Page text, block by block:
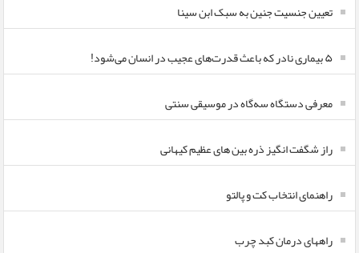
تعیین جنسیت جنین به سبک ابن سینا
۵ بیماری نادر که باعث قدرت‌های عجیب در انسان می‌شود!
معرفی دستگاه سه‌گاه در موسیقی سنتی
راز شگفت انگیز ذره بین های عظیم کیهانی
راهنمای انتخاب کت و پالتو
راههای درمان کبد چرب